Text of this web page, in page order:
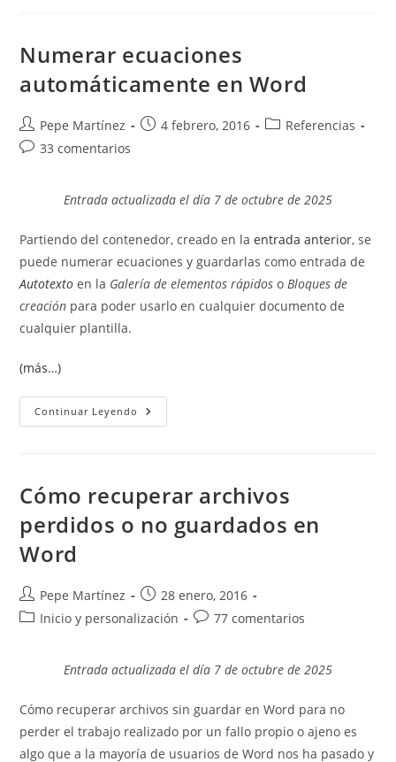
Word
Numerar ecuaciones
automáticamente en Word
Autor
de
Pepe Martínez
Publicación
4 febrero, 2016
Categoría
Referencias
Comentarios
entrada:
33 comentarios
Entrada actualizada el día 7 de octubre de 2025
Partiendo del contenedor, creado en laentrada anterior, se
puede numerar ecuaciones y guardarlas como entrada de
Autotexto en la Galería de elementos rápidos oBloques de
creación para poder usarlo en cualquier documento de
cualquier plantilla.
(más…)
Continuar Leyendo Numerar
Ecuaciones
Cómo recuperar archivos
perdidos o no guardados en
Word
Autor
de
Pepe Martínez
Publicación
de
28 enero, 2016
Categoría
entrada:
Inicio y personalización
Comentarios
entrada:
77 comentarios
Entrada actualizada el día 7 de octubre de 2025
Cómo recuperar archivos sin guardar en Word para no
perder el trabajo realizado por un fallo propio o ajeno es
algo que a la mayoría de usuarios de Word nos ha pasado y